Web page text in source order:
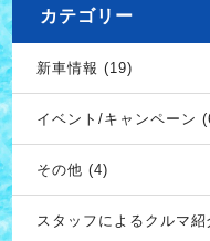
カテゴリー
新車情報 (19)
イベント/キャンペーン
その他 (4)
スタッフによるクルマ